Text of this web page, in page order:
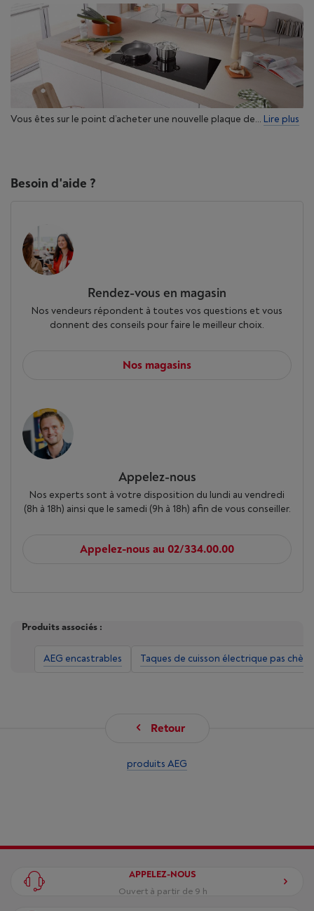
Vous êtes sur le point d’acheter une nouvelle plaque de... Lire plus
Besoin d'aide ?
Rendez-vous en magasin
Nos vendeurs répondent à toutes vos questions et vous
donnent des conseils pour faire le meilleur choix.
Nos magasins
Appelez-nous
Nos experts sont à votre disposition du lundi au vendredi
(8h à 18h) ainsi que le samedi (9h à 18h) afin de vous conseiller.
Appelez-nous au 02/334.00.00
Produits associés :
AEG encastrables Taques de cuisson électrique pas
Retour
produits AEG
APPELEZ-NOUS
Ouvert à partir de 9 h